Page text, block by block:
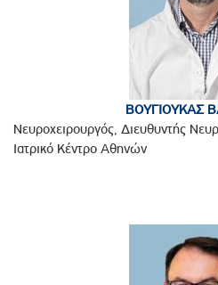
ΒΟΥΓΙΟΥΚΑΣ
Νευροχειρουργός, Διευθυντής
Ιατρικό Κέντρο Αθηνών